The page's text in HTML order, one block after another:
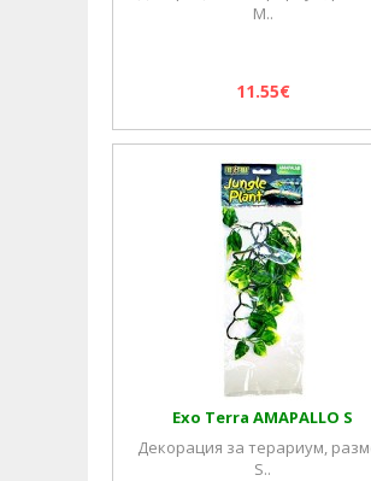
M..
11.55€
Exo Terra AMAPALLO S
Декорация за терариум,
S..